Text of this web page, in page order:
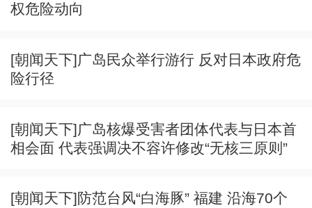
权危险动向
[朝闻天下]广岛民众举行游行 反对日本政府危
险行径
[朝闻天下]广岛核爆受害者团体代表与日本首
相会面 代表强调决不容许修改“无核三原则”
[朝闻天下]防范台风“白海豚” 福建 沿海70个